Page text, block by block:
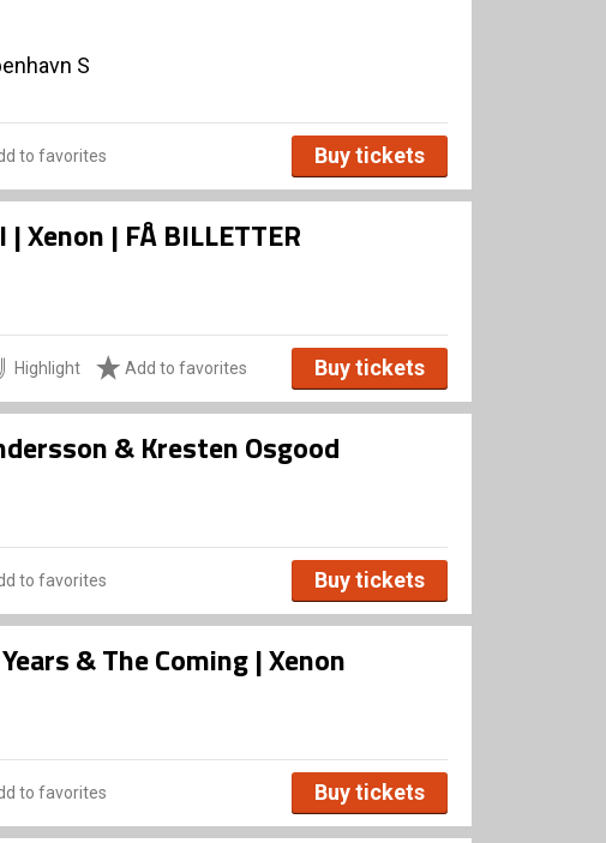
S
to favorites Buy tickets
| FÅ BILLETTER
Highlight Add to favorites Buy tickets
& Kresten Osgood
to favorites Buy tickets
& The Coming | Xenon
to favorites Buy tickets